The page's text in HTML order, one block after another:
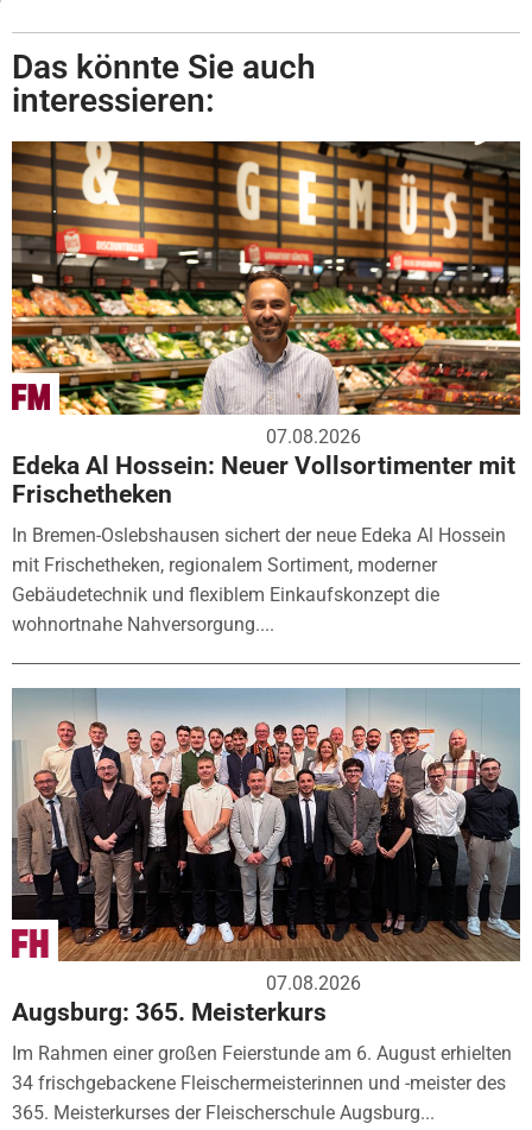
Das könnte Sie auch
interessieren:
07.08.2026
Edeka Al Hossein: Neuer Vollsortimenter mit
Frischetheken
In Bremen-Oslebshausen sichert der neue Edeka Al Hossein
mit Frischetheken, regionalem Sortiment, moderner
Gebäudetechnik und flexiblem Einkaufskonzept die
wohnortnahe Nahversorgung....
07.08.2026
Augsburg: 365. Meisterkurs
Im Rahmen einer großen Feierstunde am 6. August erhielten
34 frischgebackene Fleischermeisterinnen und -meister des
365. Meisterkurses der Fleischerschule Augsburg...